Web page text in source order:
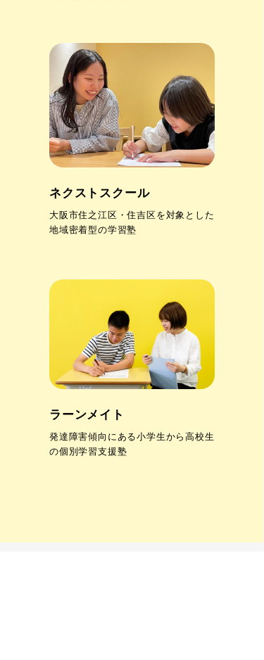
ネクストスクール
大阪市住之江区・住吉区を対象とした
地域密着型の学習塾
ラーンメイト
発達障害傾向にある小学生から高校生
の個別学習支援塾